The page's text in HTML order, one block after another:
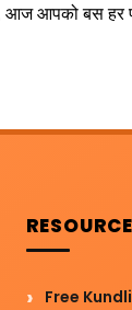
आज आपको बस
Free Kundli